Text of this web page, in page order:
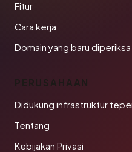
Fitur
Cara kerja
Domain yang baru diperiksa
PERUSAHAAN
Didukung infrastruktur
Tentang
Kebijakan Privasi